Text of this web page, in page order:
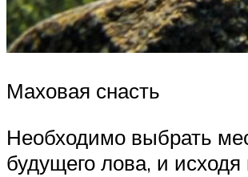
Маховая снасть
Необходимо выбрать
будущего лова, и исходя